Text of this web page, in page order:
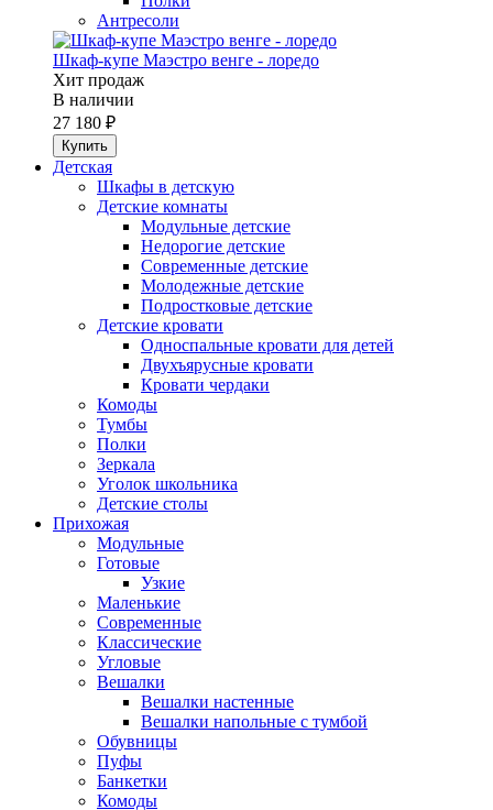
Антресоли
Шкаф-купе Маэстро венге - лоредо
Хит продаж
В наличии
27 180 ₽
Детская
Шкафы в детскую
Детские комнаты
Модульные детские
Недорогие детские
Современные детские
Молодежные детские
Подростковые детские
Детские кровати
Односпальные кровати для детей
Двухъярусные кровати
Кровати чердаки
Комоды
Тумбы
Полки
Зеркала
Уголок школьника
Детские столы
Прихожая
Модульные
Готовые
Узкие
Маленькие
Современные
Классические
Угловые
Вешалки
Вешалки настенные
Вешалки напольные с тумбой
Обувницы
Пуфы
Банкетки
Комоды